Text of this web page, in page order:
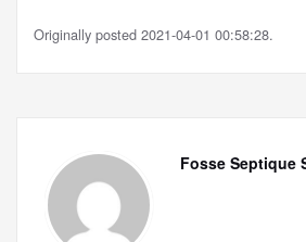
Originally posted 2021-04-01 00:58:28.
Fosse Septique